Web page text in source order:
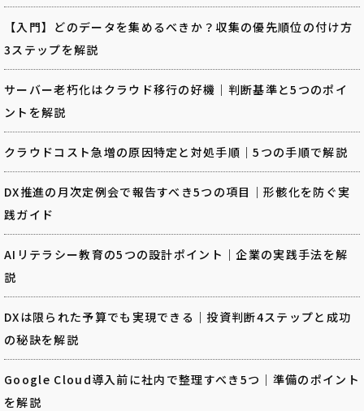
【入門】どのデータを集めるべきか？収集の優先順位の付け方
3ステップを解説
サーバー老朽化はクラウド移行の好機｜判断基準と5つのポイ
ントを解説
クラウドコスト急増の原因特定と対処手順｜5つの手順で解説
DX推進の月次定例会で報告すべき5つの項目｜形骸化を防ぐ実
践ガイド
AIリテラシー教育の5つの設計ポイント｜企業の実践手法を解
説
DXは限られた予算でも実現できる｜投資判断4ステップと成功
の秘訣を解説
Google Cloud導入前に社内で整理すべき5つ｜準備のポイント
を解説